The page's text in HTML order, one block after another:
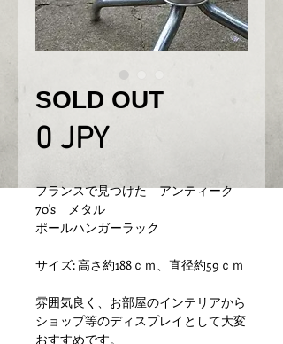
SOLD OUT
0 JPYPrix
フランスで見つけた　アンティーク
70's　メタル
ポールハンガーラック
サイズ: 高さ約188ｃｍ、直径約59ｃｍ
雰囲気良く、お部屋のインテリアから
ショップ等のディスプレイとして大変
おすすめです。